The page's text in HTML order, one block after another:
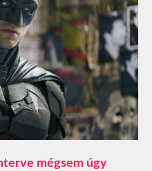
mégsem úgy